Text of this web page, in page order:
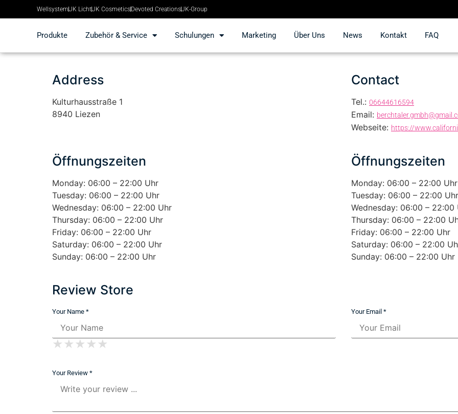
WellsystemJK LichtJK CosmeticsDevoted CreationsJK-Group
Produkte Zubehör & Service Schulungen Marketing Über Uns News Kontakt FAQ
Address
Kulturhausstraße 1
8940 Liezen
Contact
Tel.: 06644616594
Email:
Webseite: https://
Öffnungszeiten
Monday: 06:00 – 22:00 Uhr
Tuesday: 06:00 – 22:00 Uhr
Wednesday: 06:00 – 22:00 Uhr
Thursday: 06:00 – 22:00 Uhr
Friday: 06:00 – 22:00 Uhr
Saturday: 06:00 – 22:00 Uhr
Sunday: 06:00 – 22:00 Uhr
Öffnungszeiten
Monday: 06:00 – 22:00 Uhr
Tuesday: 06:00 – 22:00 Uhr
Wednesday: 06:00 – 22:00
Thursday: 06:00 – 22:00
Friday: 06:00 – 22:00 Uhr
Saturday: 06:00 – 22:00
Sunday: 06:00 – 22:00 Uhr
Review Store
Your Name * Your Email *
★
★ ★
★ ★ ★
★ ★ ★ ★
★ ★ ★ ★ ★
Your Review *